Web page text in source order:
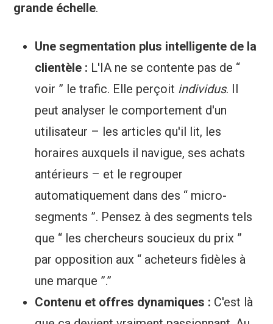
grande échelle.
Une segmentation plus intelligente de la
clientèle : L'IA ne se contente pas de “
voir ” le trafic. Elle perçoit individus. Il
peut analyser le comportement d'un
utilisateur – les articles qu'il lit, les
horaires auxquels il navigue, ses achats
antérieurs – et le regrouper
automatiquement dans des “ micro-
segments ”. Pensez à des segments tels
que “ les chercheurs soucieux du prix ”
par opposition aux “ acheteurs fidèles à
une marque ”.”
Contenu et offres dynamiques : C'est là